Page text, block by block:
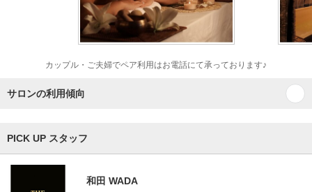
カップル・ご夫婦でペア利用はお電話にて承っております♪
サロンの利用傾向
PICK UP スタッフ
和田 WADA